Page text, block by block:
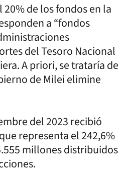
de los fondos en la
a “fondos
del Tesoro Nacional
A priori, se trataría de
de Milei elimine
del 2023 recibió
representa el 242,6%
millones distribuidos